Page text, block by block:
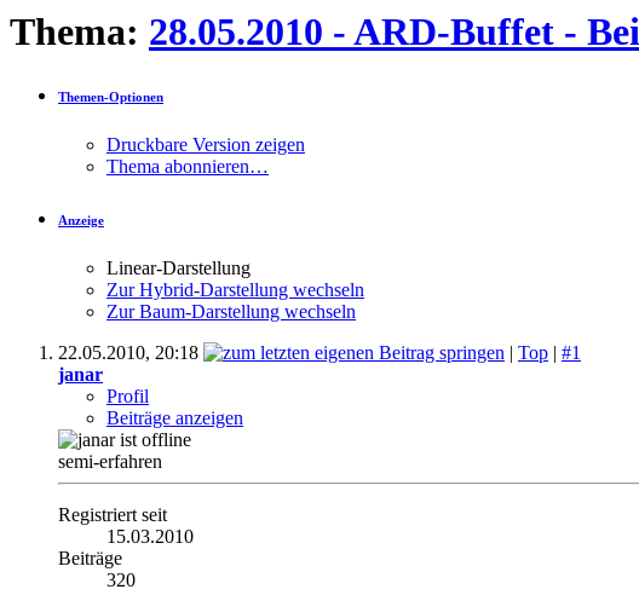
Thema: 28.05.2010 - ARD-Buffet -
Themen-Optionen
Druckbare Version zeigen
Thema abonnieren…
Anzeige
Linear-Darstellung
Zur Hybrid-Darstellung wechseln
Zur Baum-Darstellung wechseln
22.05.2010, 20:18 | Top | #1
janar
Profil
Beiträge anzeigen
semi-erfahren
Registriert seit
15.03.2010
Beiträge
320